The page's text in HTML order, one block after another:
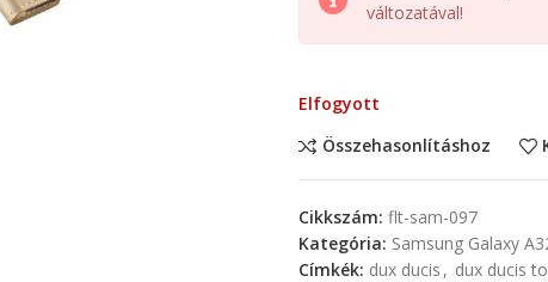
változatával!
Elfogyott
Összehasonlításhoz
Cikkszám: flt-sam-097
Kategória: Samsung Galaxy
Címkék: dux ducis , dux ducis